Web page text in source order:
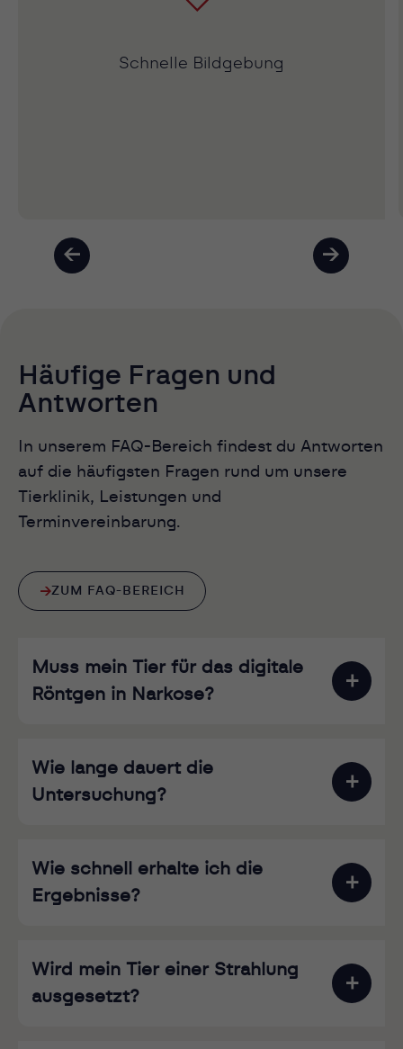
Schnelle Bildgebung
Häufige Fragen und
Antworten
In unserem FAQ-Bereich findest du Antworten
auf die häufigsten Fragen rund um unsere
Tierklinik, Leistungen und
Terminvereinbarung.
ZUM FAQ-BEREICH
Muss mein Tier für das digitale
Röntgen in Narkose?
Wie lange dauert die
Untersuchung?
Wie schnell erhalte ich die
Ergebnisse?
Wird mein Tier einer Strahlung
ausgesetzt?